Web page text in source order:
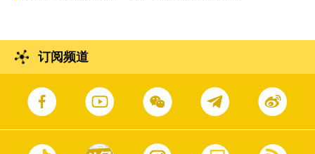
订阅频道